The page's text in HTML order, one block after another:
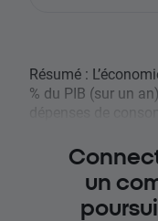
Résumé :
% du PIB (sur un
dépenses de
un